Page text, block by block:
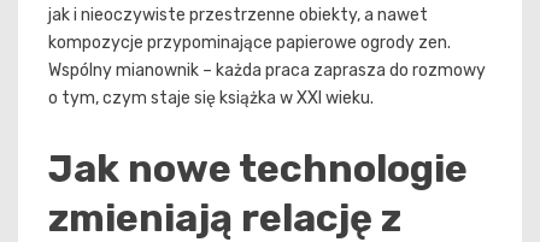
jak i nieoczywiste przestrzenne obiekty, a nawet
kompozycje przypominające papierowe ogrody zen.
Wspólny mianownik – każda praca zaprasza do rozmowy
o tym, czym staje się książka w XXI wieku.
Jak nowe technologie
zmieniają relację z